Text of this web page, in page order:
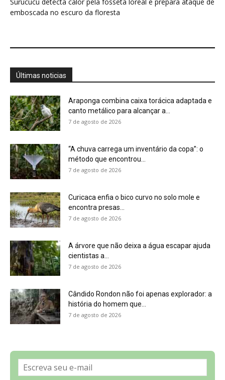
7 de agosto de 2026
A árvore que não deixa a água escapar ajuda
7 de agosto de 2026
7 de agosto de 2026
Política de Privacidade, LGPD e RGPD
Últimas Notícias
🌎 Español